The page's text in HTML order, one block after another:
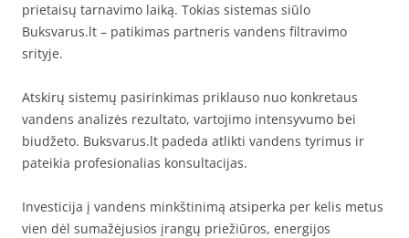
prietaisų tarnavimo laiką. Tokias sistemas siūlo
Buksvarus.lt – patikimas partneris vandens filtravimo
srityje.
Atskirų sistemų pasirinkimas priklauso nuo konkretaus
vandens analizės rezultato, vartojimo intensyvumo bei
biudžeto. Buksvarus.lt padeda atlikti vandens tyrimus ir
pateikia profesionalias konsultacijas.
Investicija į vandens minkštinimą atsiperka per kelis metus
vien dėl sumažėjusios įrangų priežiūros, energijos